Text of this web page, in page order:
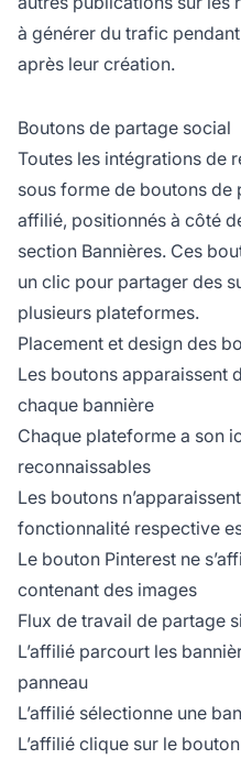
à générer du trafic
après leur création.
Boutons de partage social
Toutes les intégrations de
sous forme de boutons de
affilié, positionnés à côté
section Bannières. Ces
un clic pour partager des
plusieurs plateformes.
Placement et design des
Les boutons apparaissent
chaque bannière
Chaque plateforme a son
reconnaissables
Les boutons
fonctionnalité respective
Le bouton Pinterest ne
contenant des images
Flux de travail de partage
L’affilié parcourt les
panneau
L’affilié sélectionne une
L’affilié clique sur le